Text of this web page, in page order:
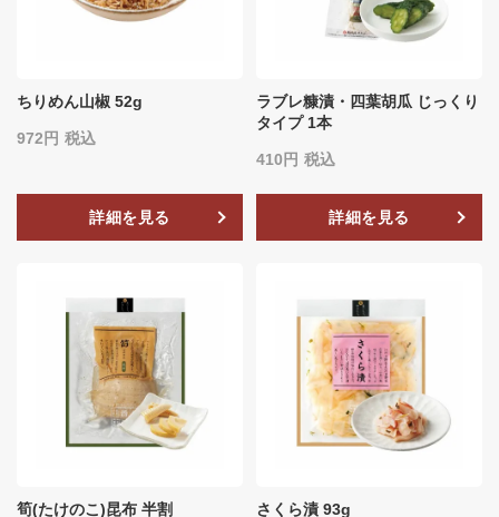
ちりめん山椒 52g
972 税込
詳細を見る
ラブレ糠漬・四葉胡瓜 じっくり
タイプ 1本
410 税込
詳細を見る
筍(たけのこ)昆布 半割 さくら漬 93g